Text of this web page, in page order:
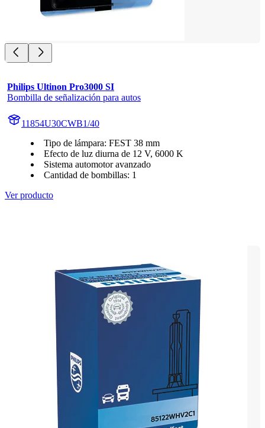
Philips Ultinon Pro3000 SI
Bombilla de señalización para autos
11854U30CWB1/40
Tipo de lámpara: FEST 38 mm
Efecto de luz diurna de 12 V, 6000 K
Sistema automotor avanzado
Cantidad de bombillas: 1
Ver producto